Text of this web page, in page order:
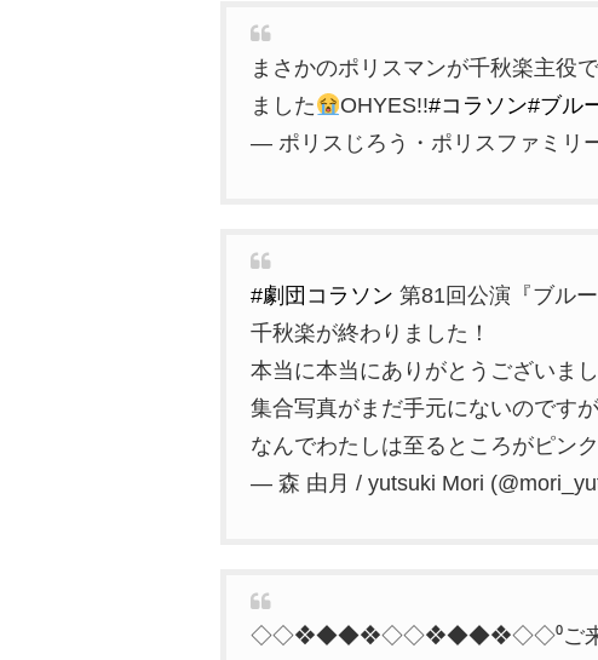
まさかのポリスマンが千秋楽主役
ました
OHYES!!#コラソン#ブル
— ポリスじろう・ポリスファミリ
#劇団コラソン 第81回公演『ブルー
千秋楽が終わりました！
本当に本当にありがとうございまし
集合写真がまだ手元にないのです
なんでわたしは至るところがピン
— 森 由月 / yutsuki Mori
◇◇❖◆◆❖◇◇❖◆◆❖◇◇⁰ご来